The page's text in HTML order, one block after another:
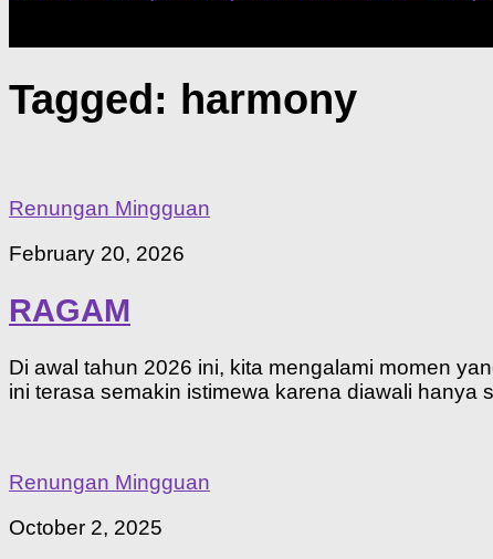
Tagged: harmony
Renungan Mingguan
February 20, 2026
RAGAM
Di awal tahun 2026 ini, kita mengalami momen
ini terasa semakin istimewa karena diawali hanya
Renungan Mingguan
October 2, 2025